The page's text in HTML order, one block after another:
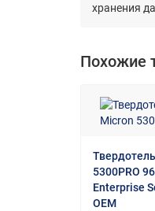
хранения
Похожие
5300PRO
Enterprise
OEM